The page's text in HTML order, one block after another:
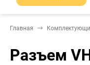
Главная
Разъем